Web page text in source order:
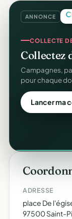
ANNONCE
SITE WEB
Votre site
Une page
en cinq
Créer mon
COLLECTE
Collectez
Campagnes,
pour chaque
Lancer ma
ADRESSE
place De
97500 Saint-